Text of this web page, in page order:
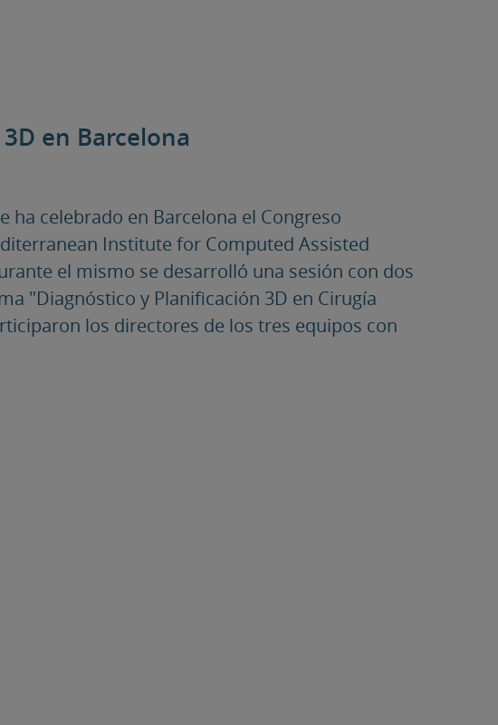
en Barcelona
ha celebrado en Barcelona el Congreso
Institute for Computed Assisted
el mismo se desarrolló una sesión con dos
"Diagnóstico y Planificación 3D en Cirugía
los directores de los tres equipos con